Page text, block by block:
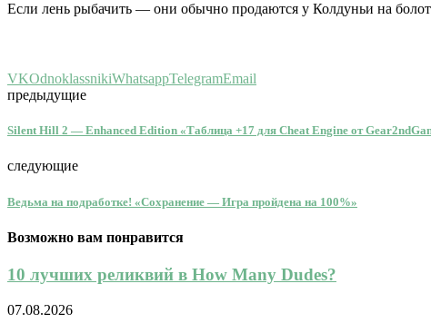
Если лень рыбачить — они обычно продаются у Колдуньи на
VKOdnoklassnikiWhatsappTelegramEmail
предыдущие
Silent Hill 2 — Enhanced Edition «Таблица +17 для Cheat Engine от
следующие
Ведьма на подработке! «Сохранение — Игра пройдена на 100%»
Возможно вам понравится
10 лучших реликвий в How Many Dudes?
07.08.2026